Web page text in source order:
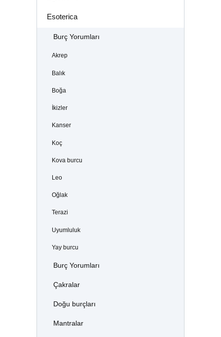
Esoterica
Burç Yorumları
Akrep
Balık
Boğa
İkizler
Kanser
Koç
Kova burcu
Leo
Oğlak
Terazi
Uyumluluk
Yay burcu
Burç Yorumları
Çakralar
Doğu burçları
Mantralar